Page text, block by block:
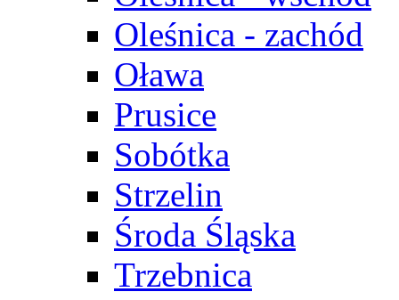
Oleśnica - zachód
Oława
Prusice
Sobótka
Strzelin
Środa Śląska
Trzebnica